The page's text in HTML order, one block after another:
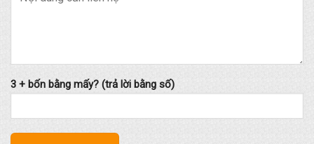
3 + bốn bằng mấy? (trả lời bằng số)